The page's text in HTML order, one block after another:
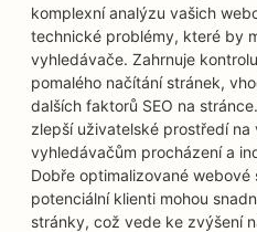
komplexní analýzu vašich
technické problémy, které by
vyhledávače. Zahrnuje
pomalého načítání stránek,
dalších faktorů SEO na
zlepší uživatelské prostředí na
vyhledávačům procházení a
Dobře optimalizované
potenciální klienti mohou
stránky, což vede ke zvýšení